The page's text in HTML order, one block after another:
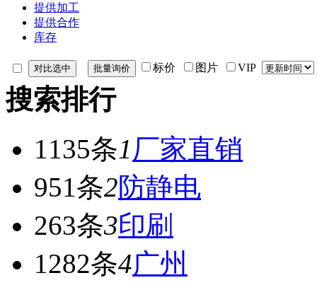
提供加工
提供合作
库存
标价 图片 VIP
搜索排行
1135条1 厂家直销
951条2防静电
263条3印刷
1282条4广州